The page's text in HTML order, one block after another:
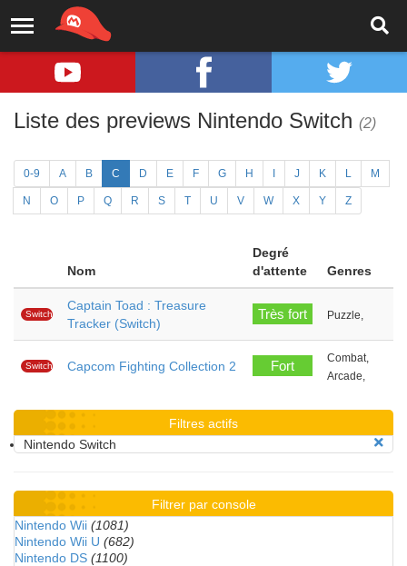
Liste des previews Nintendo Switch (2)
0-9 A B C D E F G H J K L M
N O P Q R S T U V W X Y Z
Nom
Degré
d'attente
Genres
Switch
Captain Toad : Treasure
Tracker (Switch)
Très fort Puzzle,
Switch Capcom Fighting Collection 2 Fort
Combat,
Arcade,
Filtres actifs
Nintendo Switch
Filtrer par console
Nintendo Wii (1081)
Nintendo Wii U (682)
Nintendo DS (1100)